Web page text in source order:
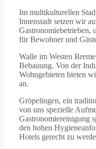
Im multikulturellen
Innenstadt setzen wir
Gastronomiebetrieben,
für Bewohner und
Walle im Westen
Bebauung. Von der
Wohngebieten bieten
an.
Gröpelingen, ein
von uns spezielle
Gastronomiereinigung
den hohen
Hotels gerecht zu